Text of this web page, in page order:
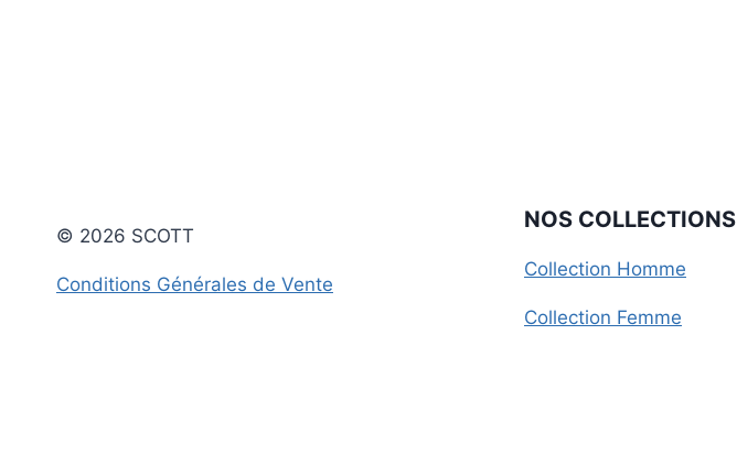
© 2026 SCOTT
Conditions Générales de Vente
NOS COLLECTIONS
Collection Homme
Collection Femme